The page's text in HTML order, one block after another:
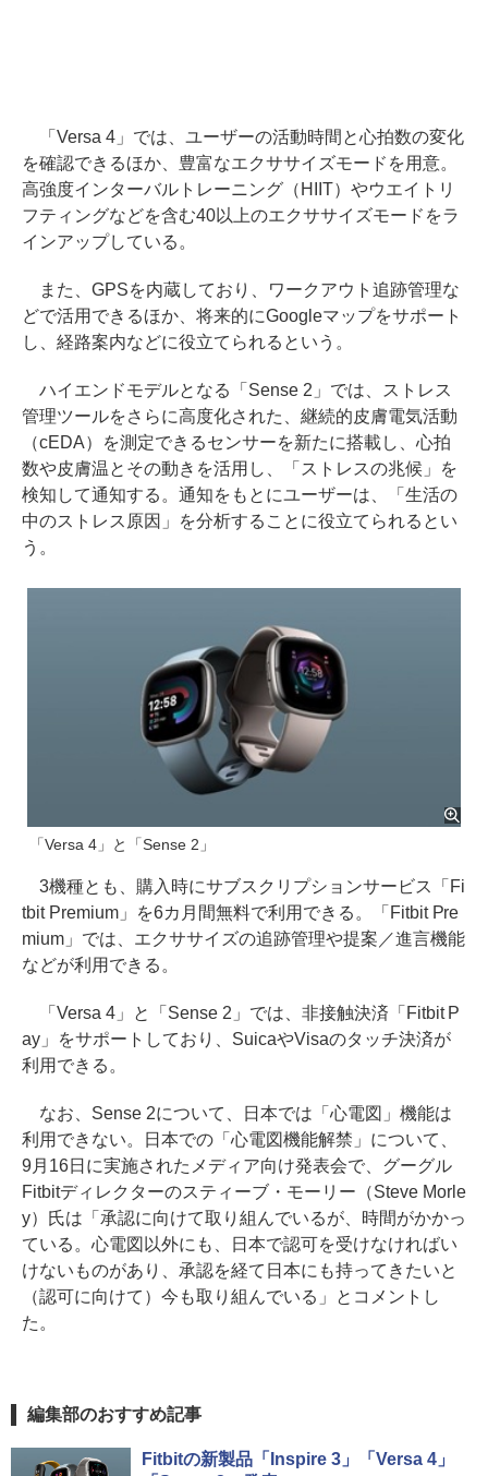
「Versa 4」では、ユーザーの活動時間と心拍数の変化
を確認できるほか、豊富なエクササイズモードを用意。
高強度インターバルトレーニング（HIIT）やウエイトリ
フティングなどを含む40以上のエクササイズモードをラ
インアップしている。
また、GPSを内蔵しており、ワークアウト追跡管理な
どで活用できるほか、将来的にGoogleマップをサポート
し、経路案内などに役立てられるという。
ハイエンドモデルとなる「Sense 2」では、ストレス
管理ツールをさらに高度化された、継続的皮膚電気活動
（cEDA）を測定できるセンサーを新たに搭載し、心拍
数や皮膚温とその動きを活用し、「ストレスの兆候」を
検知して通知する。通知をもとにユーザーは、「生活の
中のストレス原因」を分析することに役立てられるとい
う。
「Versa 4」と「Sense 2」
3機種とも、購入時にサブスクリプションサービス「Fi
tbit Premium」を6カ月間無料で利用できる。「Fitbit Pre
mium」では、エクササイズの追跡管理や提案／進言機能
などが利用できる。
「Versa 4」と「Sense 2」では、非接触決済「Fitbit P
ay」をサポートしており、SuicaやVisaのタッチ決済が
利用できる。
なお、Sense 2について、日本では「心電図」機能は
利用できない。日本での「心電図機能解禁」について、
9月16日に実施されたメディア向け発表会で、グーグル
Fitbitディレクターのスティーブ・モーリー（Steve Morle
y）氏は「承認に向けて取り組んでいるが、時間がかかっ
ている。心電図以外にも、日本で認可を受けなければい
けないものがあり、承認を経て日本にも持ってきたいと
（認可に向けて）今も取り組んでいる」とコメントし
た。
編集部のおすすめ記事
Fitbitの新製品「Inspire 3」「Versa 4」